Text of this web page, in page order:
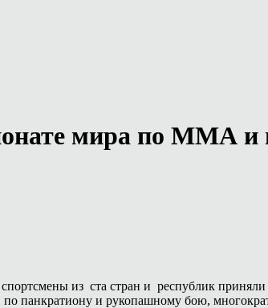
мира по ММА и
из ста стран и республик приняли
панкратиону и рукопашному бою,